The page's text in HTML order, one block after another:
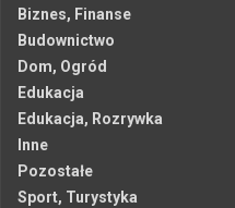
Biznes, Finanse
Budownictwo
Dom, Ogród
Edukacja
Edukacja, Rozrywka
Inne
Pozostałe
Sport, Turystyka